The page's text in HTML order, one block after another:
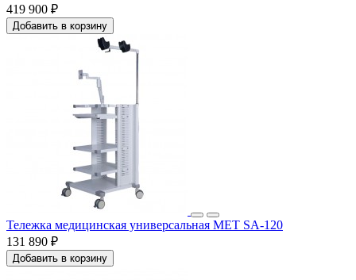
419 900 ₽
Добавить в корзину
Тележка медицинская универсальная МЕТ SA-120
131 890 ₽
Добавить в корзину